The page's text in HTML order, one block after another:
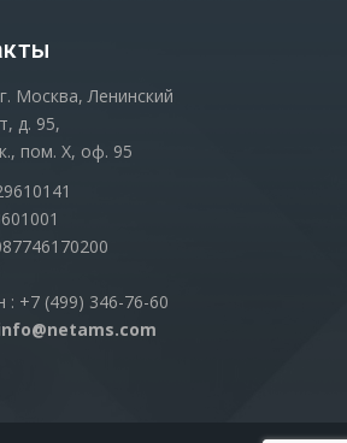
Москва, Ленинский
д. 95,
пом. Х, оф. 95
: +7 (499) 346-76-60